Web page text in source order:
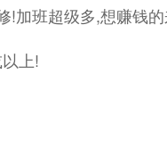
!加班超级多,想赚钱
上!